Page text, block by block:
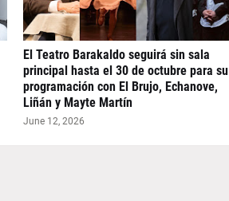
El Teatro Barakaldo seguirá sin sala
principal hasta el 30 de octubre para su
programación con El Brujo, Echanove,
Liñán y Mayte Martín
June 12, 2026